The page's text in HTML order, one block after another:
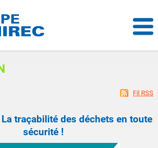
Fil RSS
traçabilité des déchets en toute
sécurité !